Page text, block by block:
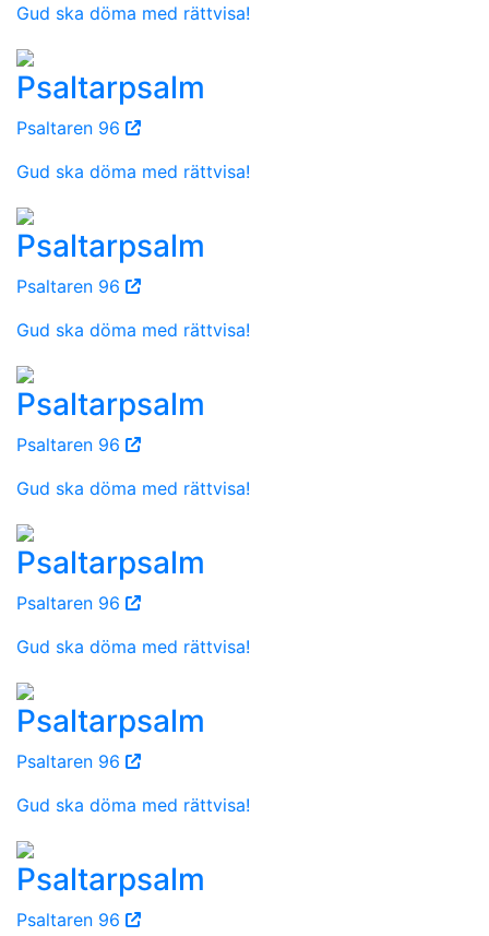
Gud ska döma med rättvisa!
Psaltarpsalm
Psaltaren 96
Gud ska döma med rättvisa!
Psaltarpsalm
Psaltaren 96
Gud ska döma med rättvisa!
Psaltarpsalm
Psaltaren 96
Gud ska döma med rättvisa!
Psaltarpsalm
Psaltaren 96
Gud ska döma med rättvisa!
Psaltarpsalm
Psaltaren 96
Gud ska döma med rättvisa!
Psaltarpsalm
Psaltaren 96